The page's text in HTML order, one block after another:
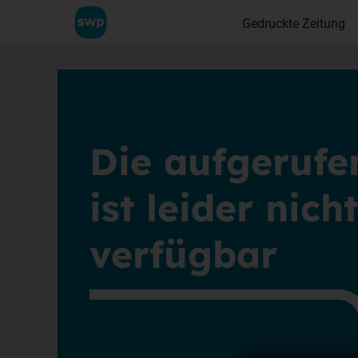
Gedruckte Zeitung
Die
ist leider
verfügbar